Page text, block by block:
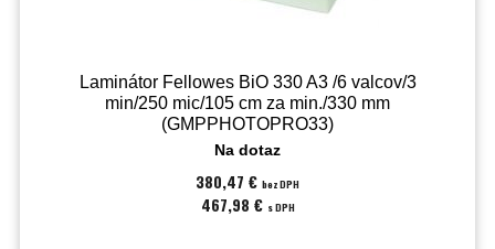
Laminátor Fellowes BiO 330 A3 /6 valcov/3
min/250 mic/105 cm za min./330 mm
(GMPPHOTOPRO33)
Na dotaz
380,47 € bez DPH
467,98 € s DPH